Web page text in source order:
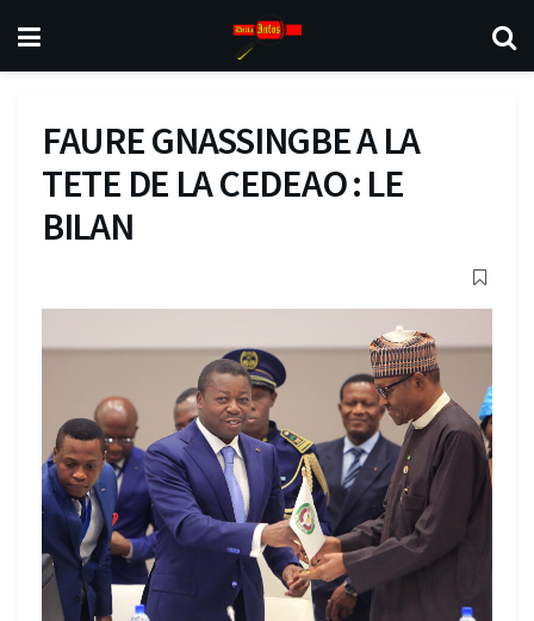
FAURE GNASSINGBE A LA
TETE DE LA CEDEAO : LE
BILAN